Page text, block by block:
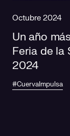
Octubre 2024
Un año
Feria de la
2024
#CuervaImpulsa